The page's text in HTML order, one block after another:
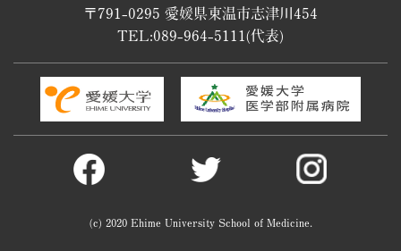
〒791-0295 愛媛県東温市志津川454
TEL:089-964-5111(代表)
(c) 2020 Ehime University School of Medicine.